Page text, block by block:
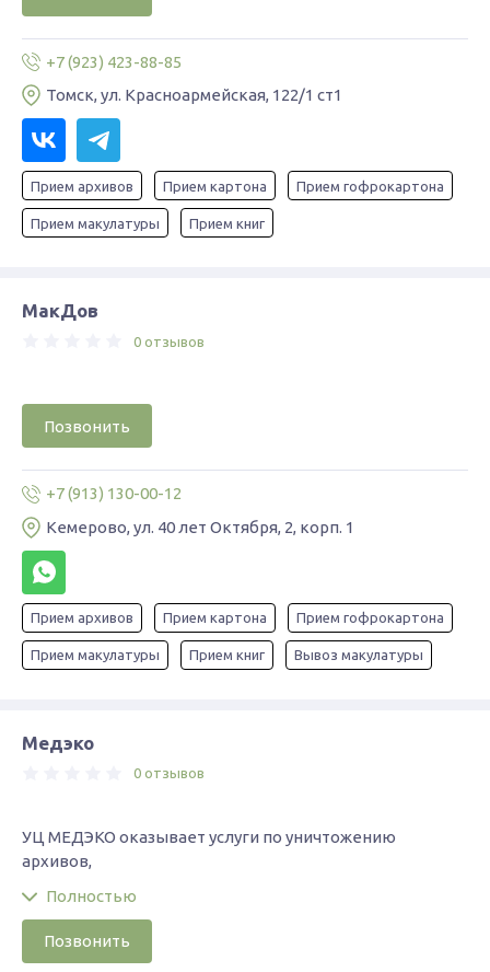
+7 (923) 423-88-85
Томск, ул. Красноармейская, 122/1 ст1
Прием архивов Прием картона Прием гофрокартона
Прием макулатуры Прием книг
МакДов
0 отзывов
Позвонить
+7 (913) 130-00-12
Кемерово, ул. 40 лет Октября, 2, корп. 1
Прием архивов Прием картона Прием гофрокартона
Прием макулатуры Прием книг Вывоз макулатуры
Медэко
0 отзывов
УЦ МЕДЭКО оказывает услуги по уничтожению
архивов,
Полностью
Позвонить